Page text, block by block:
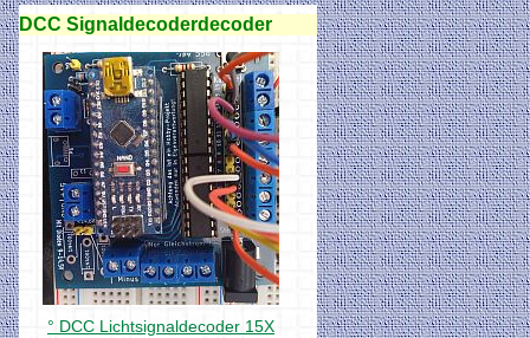
DCC Signaldecoderdecoder
° DCC Lichtsignaldecoder 15X